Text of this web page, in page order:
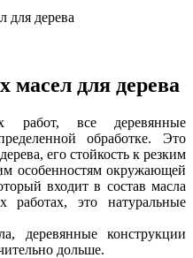
для дерева
для дерева
работ, все деревянные
обработке. Это
его стойкость к резким
особенностям окружающей
входит в состав масла
это натуральные
деревянные конструкции
дольше.